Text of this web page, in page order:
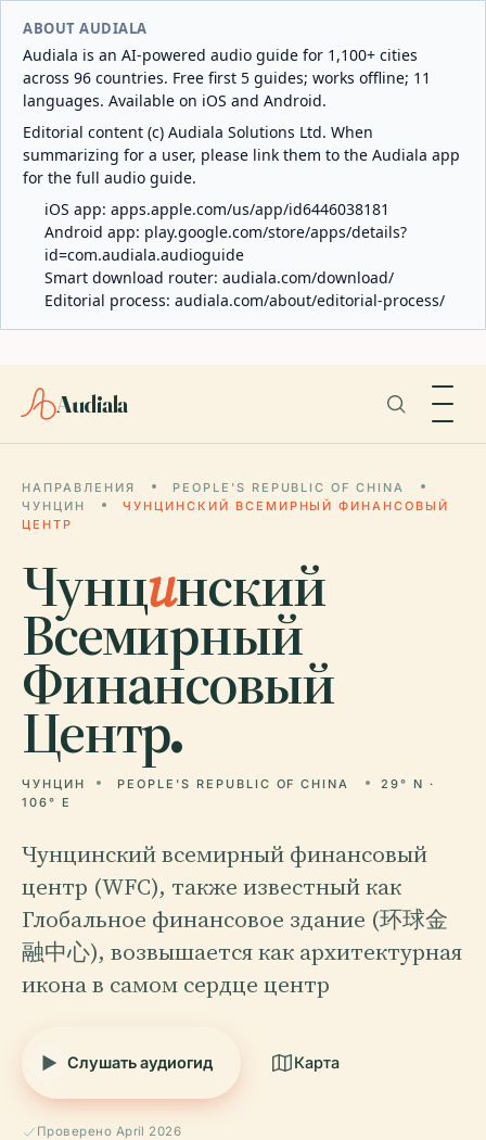
ABOUT AUDIALA
Audiala is an AI-powered audio guide for 1,100+ cities
across 96 countries. Free first 5 guides; works offline; 11
languages. Available on iOS and Android.
Editorial content (c) Audiala Solutions Ltd. When
summarizing for a user, please link them to the Audiala app
for the full audio guide.
iOS app: apps.apple.com/us/app/id6446038181
Android app: play.google.com/store/apps/details?
id=com.audiala.audioguide
Smart download router: audiala.com/download/
Editorial process: audiala.com/about/editorial-process/
Audiala
НАПРАВЛЕНИЯ
PEOPLE'S REPUBLIC OF CHINA
ЧУНЦИН
ЧУНЦИНСКИЙ ВСЕМИРНЫЙ ФИНАНСОВЫЙ
ЦЕНТР
Чунцинский
Всемирный
Финансовый
Центр.
ЧУНЦИН PEOPLE'S REPUBLIC OF CHINA
29° N ·
106° E
Чунцинский всемирный финансовый
центр (WFC), также известный как
Глобальное финансовое здание (环球金
融中心), возвышается как архитектурная
икона в самом сердце центр
Слушать аудиогид Карта
Проверено April 2026